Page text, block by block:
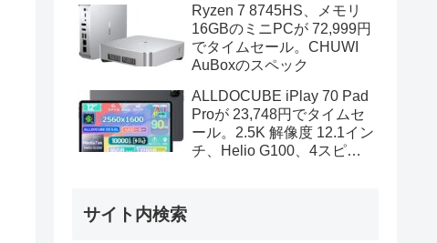
Ryzen 7 8745HS、メモリ
16GBのミニPCが 72,999円
でタイムセール。CHUWI
AuBoxのスペック
ALLDOCUBE iPlay 70 Pad
Proが 23,748円でタイムセ
ール。2.5K 解像度 12.1イン
チ、Helio G100、4スピー
サイト内検索